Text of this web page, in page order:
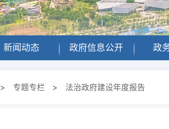
新闻动态 政府信息公开 政
> 专题专栏 > 法治政府建设年度报告